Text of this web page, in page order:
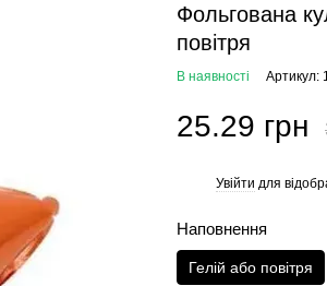
Фольгована
повітря
В наявності Артикул:
25.29 грн
Увійти для
Наповнення
Гелій або повітря